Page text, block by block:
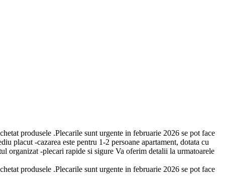
produsele .Plecarile sunt urgente in februarie 2026 se pot face
placut -cazarea este pentru 1-2 persoane apartament, dotata cu
organizat -plecari rapide si sigure Va oferim detalii la urmatoarele
produsele .Plecarile sunt urgente in februarie 2026 se pot face